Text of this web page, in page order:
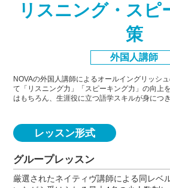
リスニング・スピ
策
外国人講師
NOVAの外国人講師によるオールイングリッシ
て「リスニング力」「スピーキング力」の向上
はもちろん、生涯役に立つ語学スキルが身につき
レッスン形式
グループレッスン
厳選されたネイティヴ講師による同レベ